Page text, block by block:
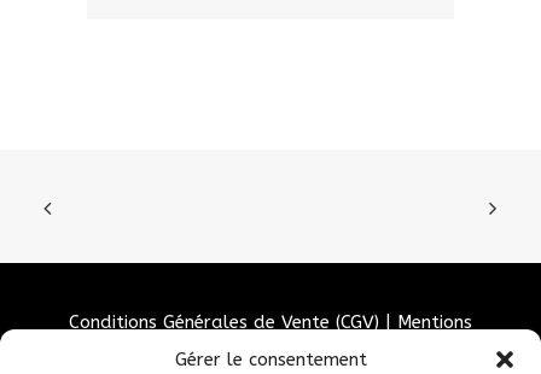
Gérer le consentement
Conditions Générales de Vente (CGV)
Mentions
Politique de confidentialité